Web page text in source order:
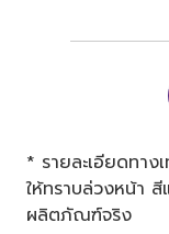
* รายละเอียดทาง
ให้ทราบล่วงหน้า
ผลิตภัณฑ์จริง